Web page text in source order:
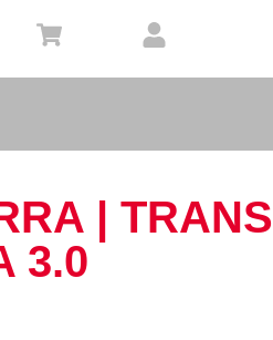
| TRANS
3.0